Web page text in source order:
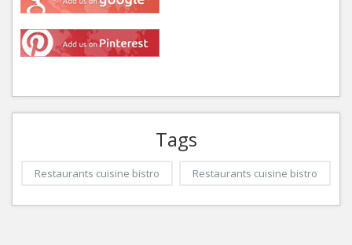
Tags
Restaurants cuisine bistro Restaurants cuisine bistro